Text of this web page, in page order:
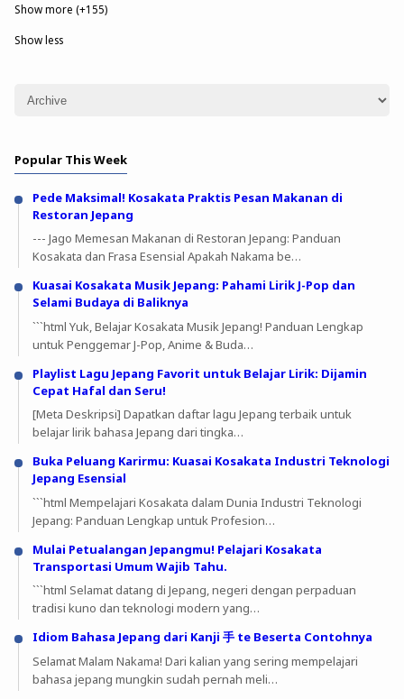
Show more (+155)
Show less
Popular This Week
Pede Maksimal! Kosakata Praktis Pesan Makanan di
Restoran Jepang
--- Jago Memesan Makanan di Restoran Jepang: Panduan
Kosakata dan Frasa Esensial Apakah Nakama be…
Kuasai Kosakata Musik Jepang: Pahami Lirik J-Pop dan
Selami Budaya di Baliknya
```html Yuk, Belajar Kosakata Musik Jepang! Panduan Lengkap
untuk Penggemar J-Pop, Anime & Buda…
Playlist Lagu Jepang Favorit untuk Belajar Lirik: Dijamin
Cepat Hafal dan Seru!
[Meta Deskripsi] Dapatkan daftar lagu Jepang terbaik untuk
belajar lirik bahasa Jepang dari tingka…
Buka Peluang Karirmu: Kuasai Kosakata Industri Teknologi
Jepang Esensial
```html Mempelajari Kosakata dalam Dunia Industri Teknologi
Jepang: Panduan Lengkap untuk Profesion…
Mulai Petualangan Jepangmu! Pelajari Kosakata
Transportasi Umum Wajib Tahu.
```html Selamat datang di Jepang, negeri dengan perpaduan
tradisi kuno dan teknologi modern yang…
Idiom Bahasa Jepang dari Kanji 手 te Beserta Contohnya
Selamat Malam Nakama! Dari kalian yang sering mempelajari
bahasa jepang mungkin sudah pernah meli…